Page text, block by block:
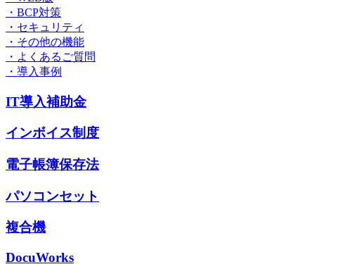
・BCP対策
・セキュリティ
・その他の機能
・よくあるご質問
・導入事例
IT導入補助金
インボイス制度
電子帳簿保存法
パソコンセット
複合機
DocuWorks